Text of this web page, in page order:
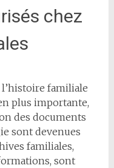
chez
familiale
plus importante,
des documents
sont devenues
familiales,
sont